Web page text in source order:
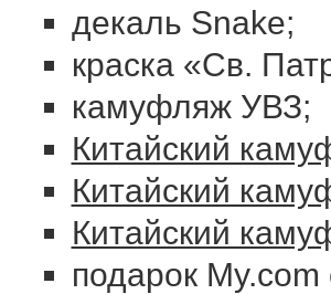
декаль Snake;
краска «Св.
камуфляж УВЗ;
Китайский
Китайский
Китайский
подарок